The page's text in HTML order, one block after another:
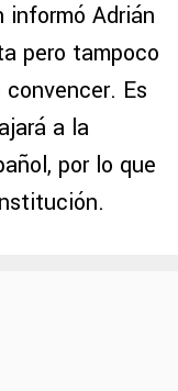
informó Adrián
pero tampoco
Es
a la
por lo que